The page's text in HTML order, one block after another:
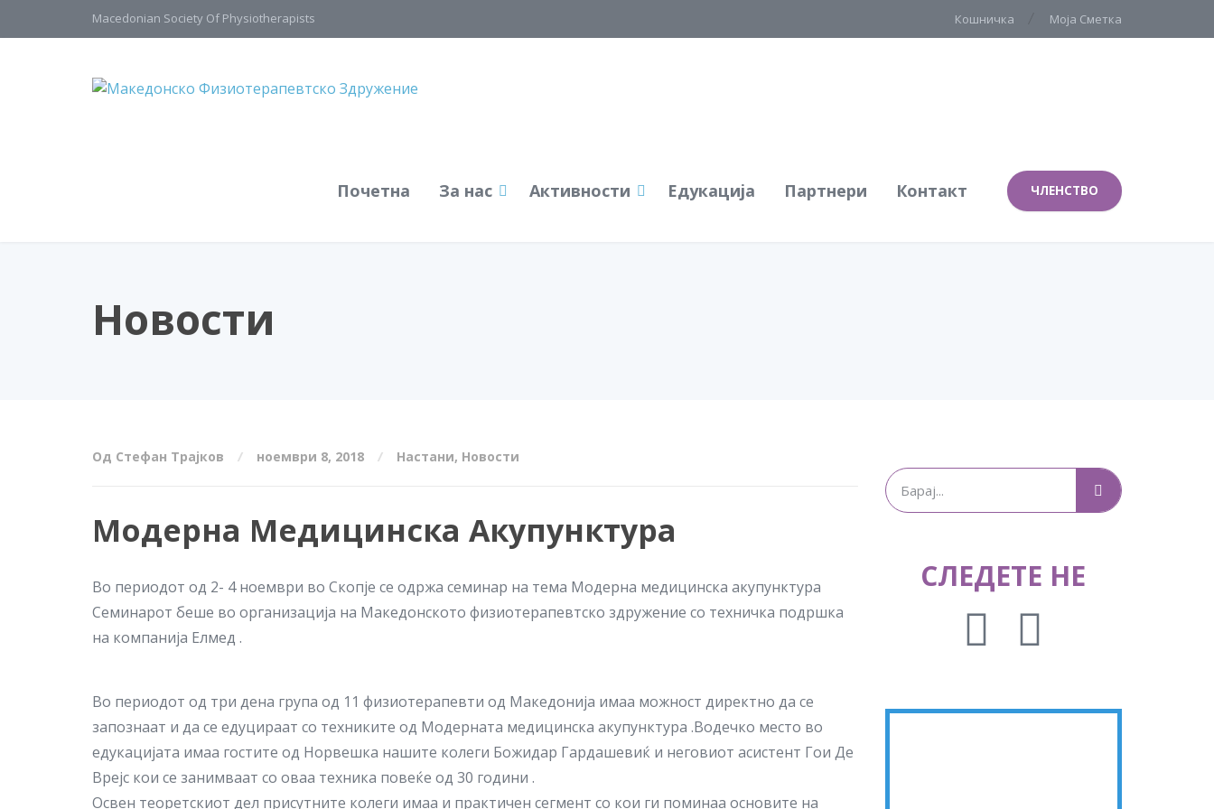
Macedonian Society Of Physiotherapists Кошничка Моја Сметка
Почетна За нас Активности Едукација Партнери Контакт ЧЛЕНСТВО
Новости
Од Стефан Трајков ноември 8, 2018 Настани, Новости
Модерна Медицинска Акупунктура
Во периодот од 2- 4 ноември во Скопје се одржа семинар на тема Модерна медицинска акупунктура
Семинарот беше во организација на Македонското физиотерапевтско здружение со техничка подршка
на компанија Елмед .
Во периодот од три дена група од 11 физиотерапевти од Македонија имаа можност директно да се
запознаат и да се едуцираат со техниките од Модерната медицинска акупунктура .Водечко место во
едукацијата имаа гостите од Норвешка нашите колеги Божидар Гардашевиќ и неговиот асистент Гои Де
Врејс кои се занимваат со оваа техника повеќе од 30 години .
Освен теоретскиот дел присутните колеги имаа и практичен сегмент со кои ги поминаа основите на
СЛЕДЕТЕ НЕ